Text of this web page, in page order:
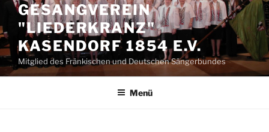
GESANGVEREIN
"LIEDERKRANZ"
KASENDORF 1854 E.V.
Mitglied des Fränkischen und Deutschen Sängerbundes
Menü